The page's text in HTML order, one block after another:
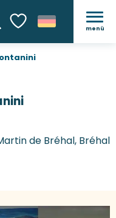
Voir les favoris
menü
de Bréhal, Bréhal